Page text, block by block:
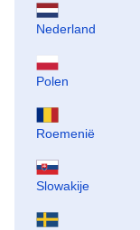
Nederland
Polen
Roemenië
Slowakije